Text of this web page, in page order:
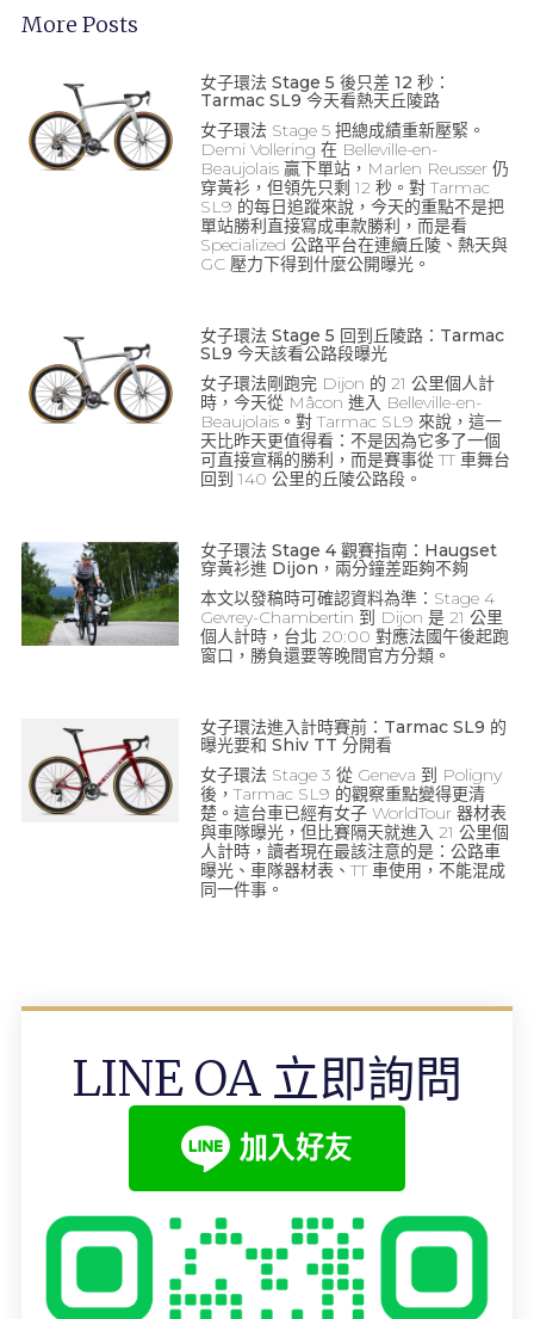
More Posts
女子環法 Stage 5 後只差 12 秒：
Tarmac SL9 今天看熱天丘陵路
女子環法 Stage 5 把總成績重新壓緊。
Demi Vollering 在 Belleville-en-
Beaujolais 贏下單站，Marlen Reusser 仍
穿黃衫，但領先只剩 12 秒。對 Tarmac
SL9 的每日追蹤來說，今天的重點不是把
單站勝利直接寫成車款勝利，而是看
Specialized 公路平台在連續丘陵、熱天與
GC 壓力下得到什麼公開曝光。
女子環法 Stage 5 回到丘陵路：Tarmac
SL9 今天該看公路段曝光
女子環法剛跑完 Dijon 的 21 公里個人計
時，今天從 Mâcon 進入 Belleville-en-
Beaujolais。對 Tarmac SL9 來說，這一
天比昨天更值得看：不是因為它多了一個
可直接宣稱的勝利，而是賽事從 TT 車舞台
回到 140 公里的丘陵公路段。
女子環法 Stage 4 觀賽指南：Haugset
穿黃衫進 Dijon，兩分鐘差距夠不夠
本文以發稿時可確認資料為準：Stage 4
Gevrey-Chambertin 到 Dijon 是 21 公里
個人計時，台北 20:00 對應法國午後起跑
窗口，勝負還要等晚間官方分類。
女子環法進入計時賽前：Tarmac SL9 的
曝光要和 Shiv TT 分開看
女子環法 Stage 3 從 Geneva 到 Poligny
後，Tarmac SL9 的觀察重點變得更清
楚。這台車已經有女子 WorldTour 器材表
與車隊曝光，但比賽隔天就進入 21 公里個
人計時，讀者現在最該注意的是：公路車
曝光、車隊器材表、TT 車使用，不能混成
同一件事。
LINE OA 立即詢問